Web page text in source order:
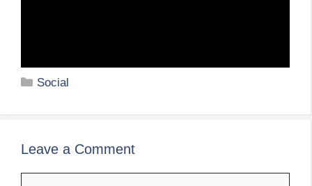
Categories
Social
Leave a Comment